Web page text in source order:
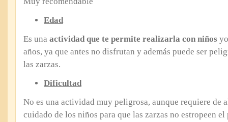
Edad
Es una actividad que te permite realizarla con niños
años, ya que antes no disfrutan y además puede ser
las zarzas.
Dificultad
No es una actividad muy peligrosa, aunque requiere de
cuidado de los niños para que las zarzas no estropeen el